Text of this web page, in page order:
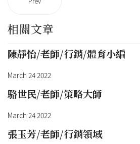
相關文章
陳靜怡/老師/行銷/體育小編
March 24 2022
駱世民/老師/策略大師
March 24 2022
張玉芳/老師/行銷領域